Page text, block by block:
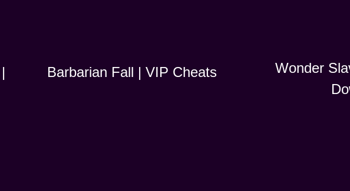
Barbarian Fall | VIP Cheats
Wonder